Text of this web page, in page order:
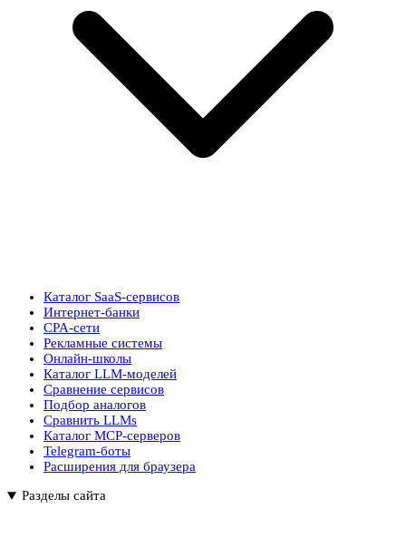
Каталог SaaS-сервисов
Интернет-банки
CPA-сети
Рекламные системы
Онлайн-школы
Каталог LLM-моделей
Сравнение сервисов
Подбор аналогов
Сравнить LLMs
Каталог MCP-серверов
Telegram-боты
Расширения для браузера
Разделы сайта